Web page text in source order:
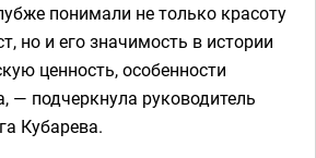
понимали не только красоту
но и его значимость в истории
ценность, особенности
— подчеркнула руководитель
Кубарева.